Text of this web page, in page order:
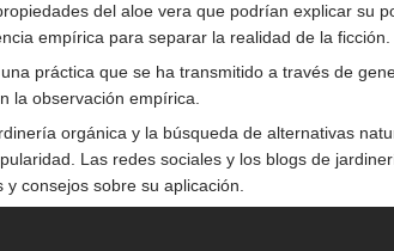
del aloe vera que podrían explicar su
empírica para separar la realidad de la ficción.
práctica que se ha transmitido a través de
la observación empírica.
orgánica y la búsqueda de alternativas
Las redes sociales y los blogs de
consejos sobre su aplicación.